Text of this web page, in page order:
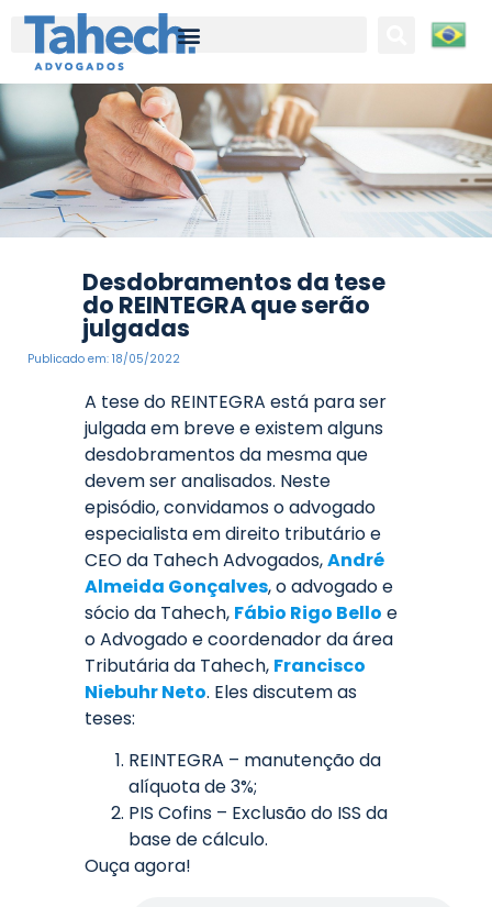
Desdobramentos da tese
do REINTEGRA que serão
julgadas
Publicado em: 18/05/2022
A tese do REINTEGRA está para ser
julgada em breve e existem alguns
desdobramentos da mesma que
devem ser analisados. Neste
episódio, convidamos o advogado
especialista em direito tributário e
CEO da Tahech Advogados,André
Almeida Gonçalves, o advogado e
sócio da Tahech, Fábio Rigo Bello e
o Advogado e coordenador da área
Tributária da Tahech, Francisco
Niebuhr Neto. Eles discutem as
teses:
REINTEGRA – manutenção da
alíquota de 3%;
PIS Cofins – Exclusão do ISS da
base de cálculo.
Ouça agora!